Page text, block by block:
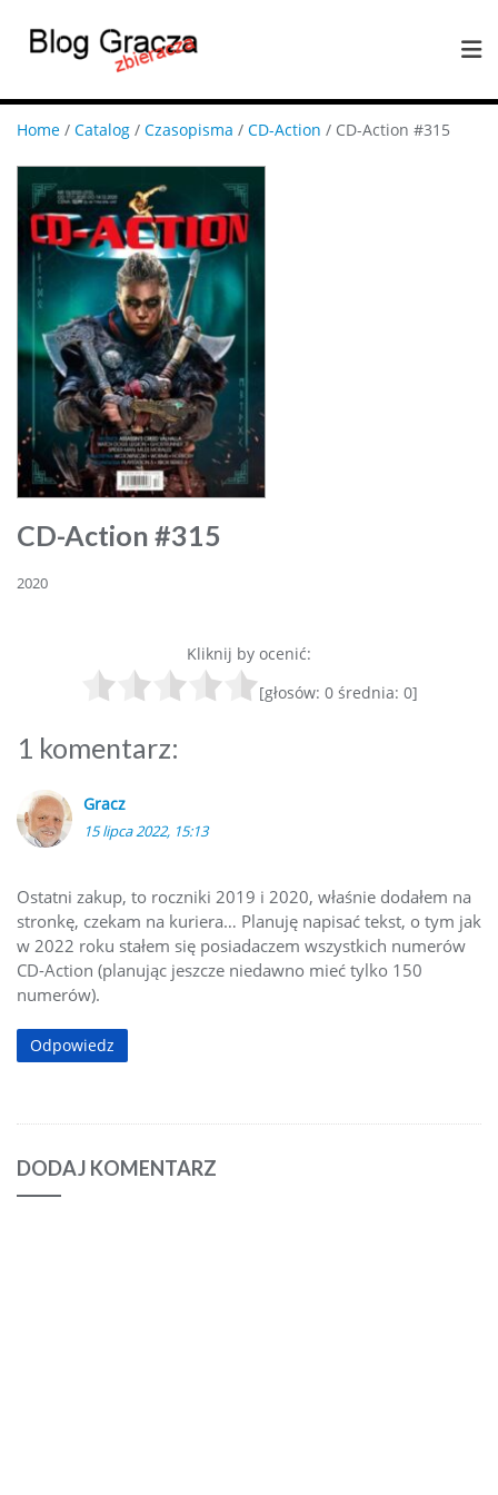
Home / Catalog / Czasopisma / CD-Action / CD-Action #315
CD-Action #315
2020
Kliknij by ocenić:
[głosów: 0średnia: 0]
1 komentarz:
Gracz
15 lipca 2022, 15:13
Ostatni zakup, to roczniki 2019 i 2020, właśnie dodałem na
stronkę, czekam na kuriera… Planuję napisać tekst, o tym jak
w 2022 roku stałem się posiadaczem wszystkich numerów
CD-Action (planując jeszcze niedawno mieć tylko 150
numerów).
Odpowiedz
DODAJ KOMENTARZ